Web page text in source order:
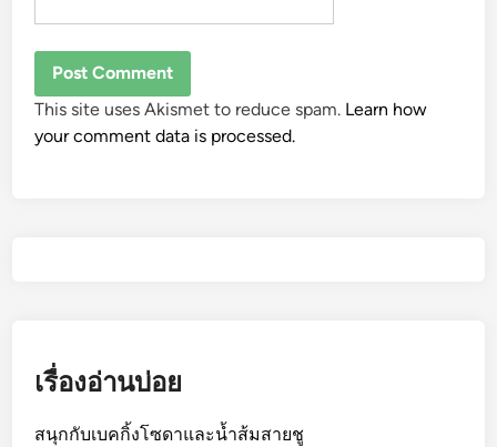
This site uses Akismet to reduce spam. Learn how
your comment data is processed.
เรื่องอ่านบ่อย
สนุกกับเบคกิ้งโซดาและน้ำส้มสายชู